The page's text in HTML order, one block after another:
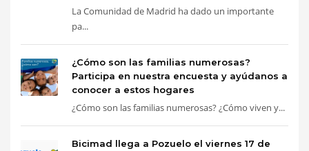
La Comunidad de Madrid ha dado un importante
pa...
¿Cómo son las familias numerosas?
Participa en nuestra encuesta y ayúdanos a
conocer a estos hogares
¿Cómo son las familias numerosas? ¿Cómo viven y...
Bicimad llega a Pozuelo el viernes 17 de